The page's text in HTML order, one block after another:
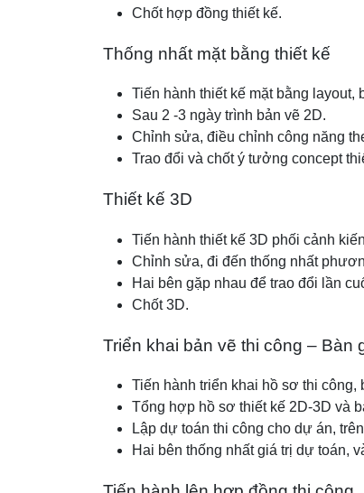
Chốt hợp đồng thiết kế.
Thống nhất mặt bằng thiết kế
Tiến hành thiết kế mặt bằng layout,
Sau 2 -3 ngày trình bản vẽ 2D.
Chỉnh sửa, điều chỉnh công năng
Trao đổi và chốt ý tưởng concept
Thiết kế 3D
Tiến hành thiết kế 3D phối cảnh
Chỉnh sửa, đi đến thống nhất
Hai bên gặp nhau để trao đổi lần
Chốt 3D.
Triển khai bản vẽ thi công – Bàn
Tiến hành triển khai hồ sơ thi công,
Tổng hợp hồ sơ thiết kế 2D-3D và
Lập dự toán thi công cho dự án,
Hai bên thống nhất giá trị dự toán,